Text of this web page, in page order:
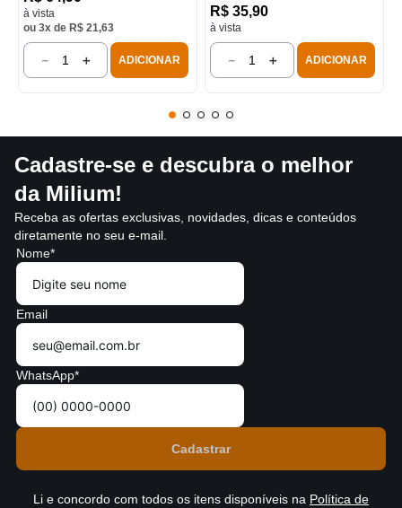
à vista
ou 3x de R$ 21,63
＋
－ ADICIONAR
R$ 35,90
à vista
＋
－ ADICIONAR
Cadastre-se e descubra o melhor
da Milium!
Receba as ofertas exclusivas, novidades, dicas e conteúdos
diretamente no seu e-mail.
Nome*
Email
WhatsApp*
Li e concordo com todos os itens disponíveis na Política de